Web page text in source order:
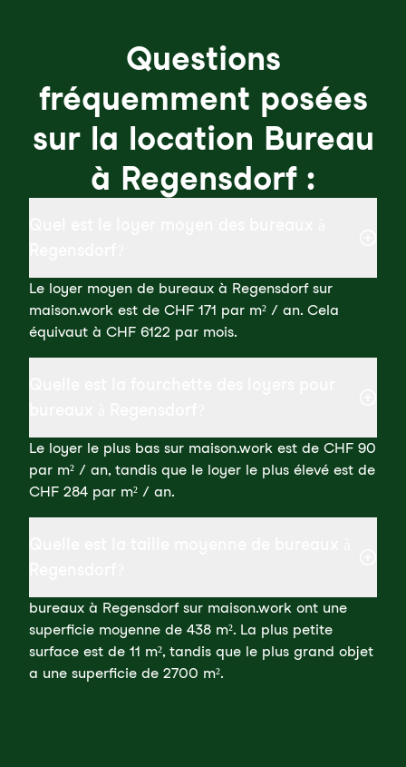
Questions
fréquemment posées
sur la location Bureau
à Regensdorf :
Le loyer moyen de bureaux à Regensdorf sur
maison.work est de CHF 171 par m² / an. Cela
équivaut à CHF 6122 par mois.
Le loyer le plus bas sur maison.work est de CHF 90
par m² / an, tandis que le loyer le plus élevé est de
CHF 284 par m² / an.
bureaux à Regensdorf sur maison.work ont une
superficie moyenne de 438 m². La plus petite
surface est de 11 m², tandis que le plus grand objet
a une superficie de 2700 m².